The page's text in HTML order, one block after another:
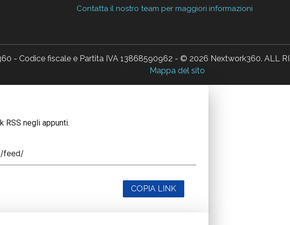
Contatta il nostro team per maggiori informazioni
- Codice fiscale e Partita IVA 13868590962 - © 2026 Nextwork360. ALL
Mappa del sito
RSS negli appunti.
COPIA LINK